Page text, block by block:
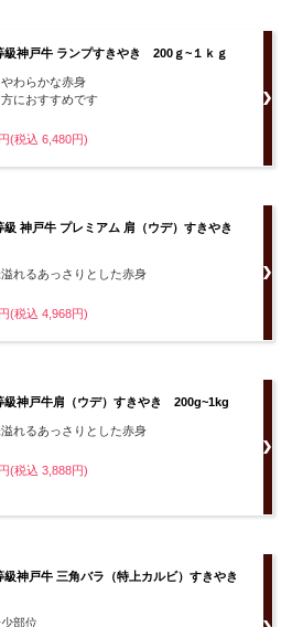
級神戸牛 ランプすきやき 200ｇ~１ｋｇ
わらかな赤身
におすすめです
(税込 6,480円)
級 神戸牛 プレミアム 肩（ウデ）すきやき
れるあっさりとした赤身
(税込 4,968円)
級神戸牛肩（ウデ）すきやき 200g~1kg
れるあっさりとした赤身
(税込 3,888円)
級神戸牛 三角バラ（特上カルビ）すきやき
部位